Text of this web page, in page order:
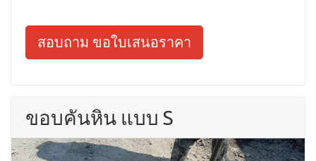
สอบถาม ขอใบเสนอราคา
ขอบคันหิน แบบ S